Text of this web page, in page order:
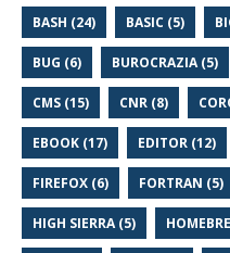
BASH (24) BASIC (5)
BUG (6) BUROCRAZIA (5)
CMS (15) CNR (8)
EBOOK (17) EDITOR (12)
FIREFOX (6) FORTRAN (5)
HIGH SIERRA (5)